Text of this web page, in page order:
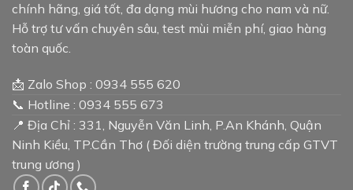
chính hãng, giá tốt, đa dạng mùi hương cho nam và nữ.
Hỗ trợ tư vấn chuyên sâu, test mùi miễn phí, giao hàng
toàn quốc.
📩 Zalo Shop : 0934 555 620
📞 Hotline : 0934 555 673
📍 Địa Chỉ : 331, Nguyễn Văn Linh, P.An Khánh, Quận
Ninh Kiều, TP.Cần Thơ ( Đối diện trường trung cấp GTVT
trung ương )